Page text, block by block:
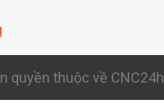
quyền thuộc về CNC24h